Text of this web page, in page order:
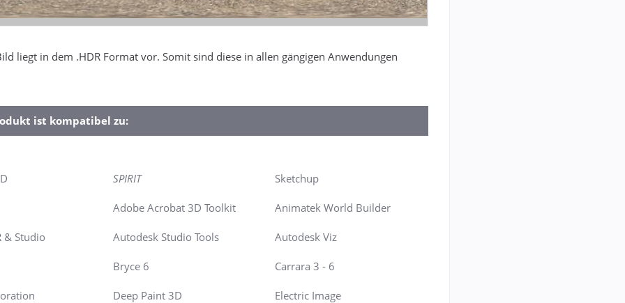
liegt in dem .HDR Format vor. Somit sind diese in allen gängigen Anwendungen
ist kompatibel zu:
SPIRIT Sketchup
Adobe Acrobat 3D Toolkit Animatek World Builder
& Studio Autodesk Studio Tools Autodesk Viz
Bryce 6 Carrara 3 - 6
Deep Paint 3D Electric Image